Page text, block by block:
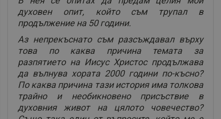
духовен опит, който съм трупал в
продължение на 50 години.
Аз непрекъснато съм разсъждавал върху
това по каква причина темата за
разпятието на Иисус Христос продължава
да вълнува хората 2000 години по-късно?
По каква причина тази история има толкова
трайно и необикновено присъствие в
духовния живот на цялото човечество?